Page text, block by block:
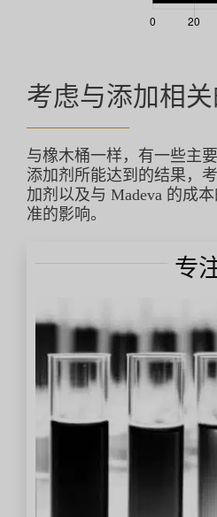
考虑与添加相
与橡木桶一样，有一些主
添加剂所能达到的结果，
加剂以及与 Madeva 的成
准的影响。
专